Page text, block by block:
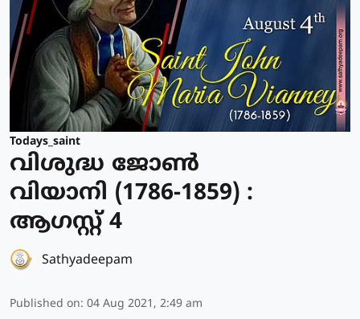
Todays_saint
വിശുദ്ധ ജോണ്‍
വിയാനി (1786-1859) :
ആഗസ്റ്റ് 4
Sathyadeepam
Published on: 04 Aug 2021, 2:49 am